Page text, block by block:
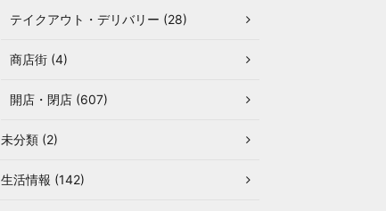
テイクアウト・デリバリー (28)
商店街 (4)
開店・閉店 (607)
未分類 (2)
生活情報 (142)